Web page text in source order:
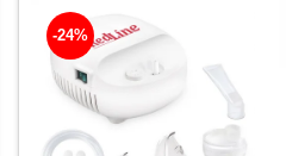
-24%